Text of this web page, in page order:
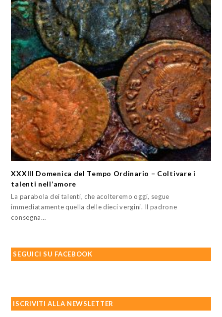
XXXIII Domenica del Tempo Ordinario – Coltivare i
talenti nell’amore
La parabola dei talenti, che acolteremo oggi, segue
immediatamente quella delle dieci vergini. Il padrone
consegna…
SEGUICI SU FACEBOOK
ISCRIVITI ALLA NEWSLETTER